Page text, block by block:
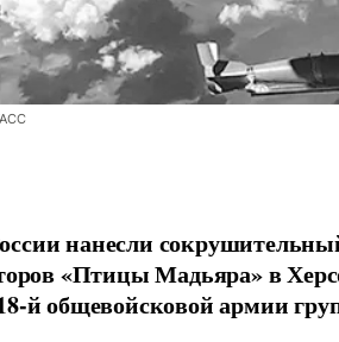
нанесли
«Птицы Мадьяра» в
й общевойсковой армии